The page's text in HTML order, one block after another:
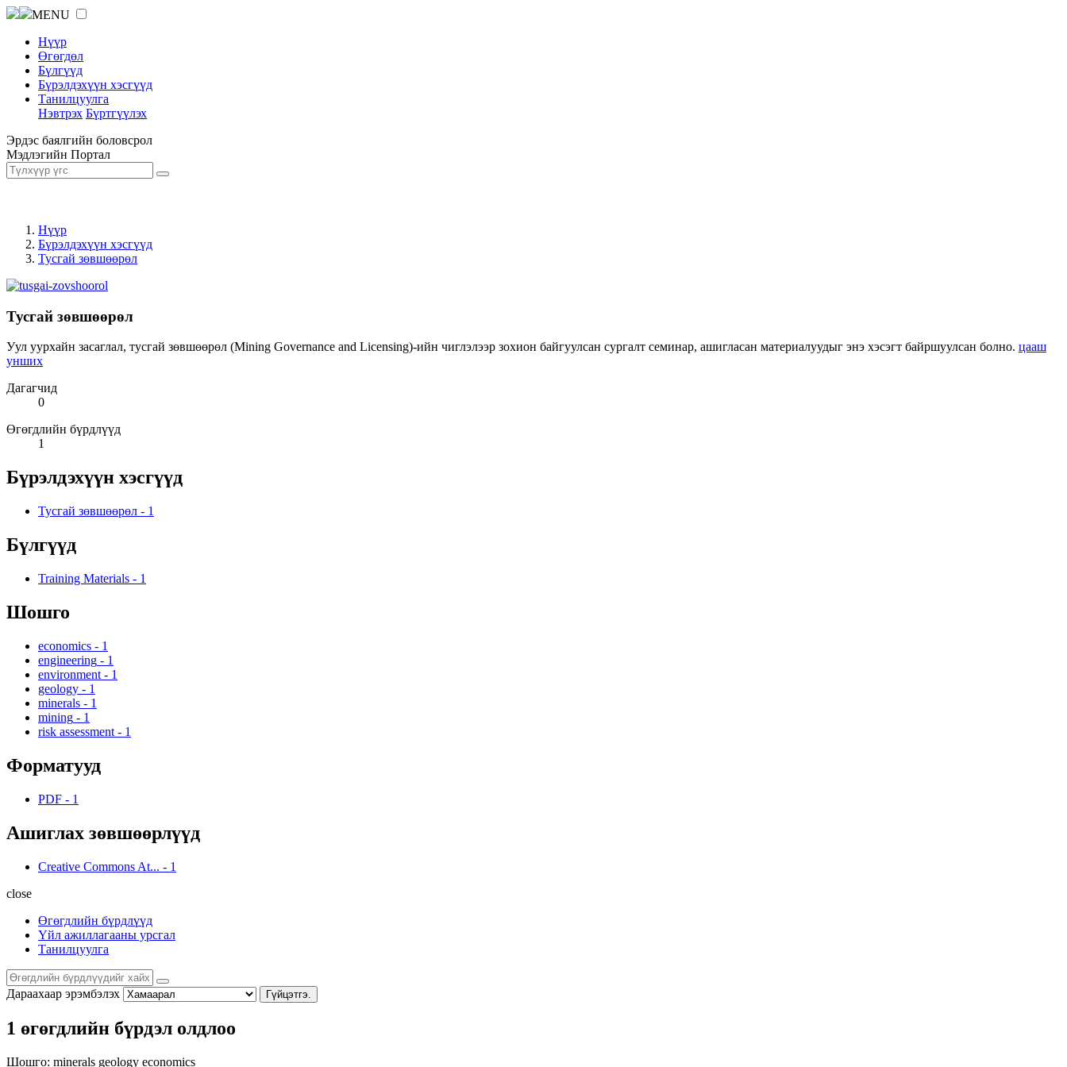
MENU
Нүүр
Өгөгдөл
Бүлгүүд
Бүрэлдэхүүн хэсгүүд
Танилцуулга
Нэвтрэх Бүртгүүлэх
Эрдэс баялгийн боловсрол
Мэдлэгийн Портал
Нүүр
Бүрэлдэхүүн хэсгүүд
Тусгай зөвшөөрөл
Тусгай зөвшөөрөл
Уул уурхайн засаглал, тусгай зөвшөөрөл (Mining Governance and Licensing)-ийн чиглэлээр зохион байгуулсан сургалт семинар, ашигласан материалуудыг энэ хэсэгт байршуулсан болно. цааш
унших
Дагагчид
0
Өгөгдлийн бүрдлүүд
1
Бүрэлдэхүүн хэсгүүд
Тусгай зөвшөөрөл - 1
Бүлгүүд
Training Materials - 1
Шошго
economics - 1
engineering - 1
environment - 1
geology - 1
minerals - 1
mining - 1
risk assessment - 1
Форматууд
PDF - 1
Ашиглах зөвшөөрлүүд
Creative Commons At... - 1
close
Өгөгдлийн бүрдлүүд
Үйл ажиллагааны урсгал
Танилцуулга
Дараахаар эрэмбэлэх Гүйцэтгэ.
1 өгөгдлийн бүрдэл олдлоо
Шошго: minerals geology economics